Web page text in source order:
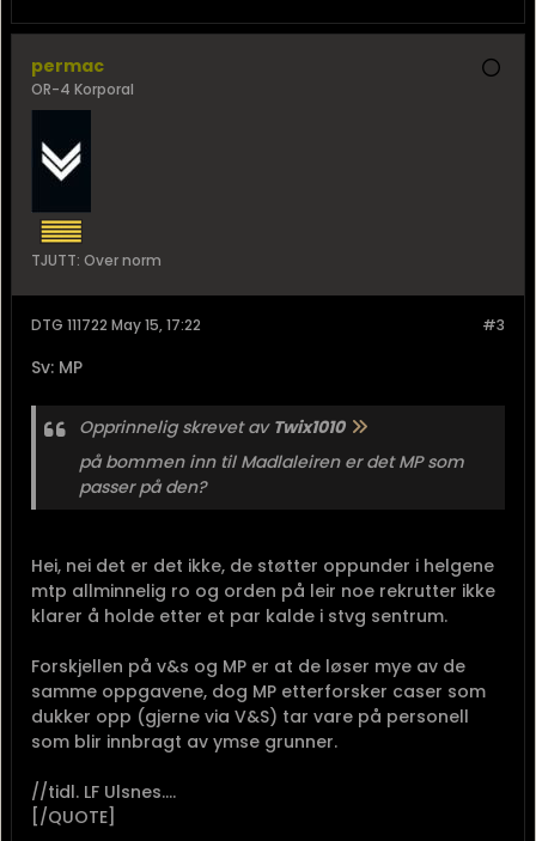
permac
OR-4 Korporal
TJUTT: Over norm
#3
DTG 111722 May 15, 17:22
Sv: MP
Opprinnelig skrevet av Twix1010
på bommen inn til Madlaleiren er det MP som
passer på den?
Hei, nei det er det ikke, de støtter oppunder i helgene
mtp allminnelig ro og orden på leir noe rekrutter ikke
klarer å holde etter et par kalde i stvg sentrum.
Forskjellen på v&s og MP er at de løser mye av de
samme oppgavene, dog MP etterforsker caser som
dukker opp (gjerne via V&S) tar vare på personell
som blir innbragt av ymse grunner.
//tidl. LF Ulsnes....
[/QUOTE]